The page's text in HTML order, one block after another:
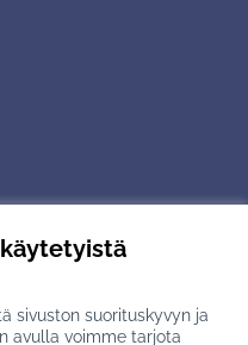
sivuston suorituskyvyn ja
avulla voimme tarjota